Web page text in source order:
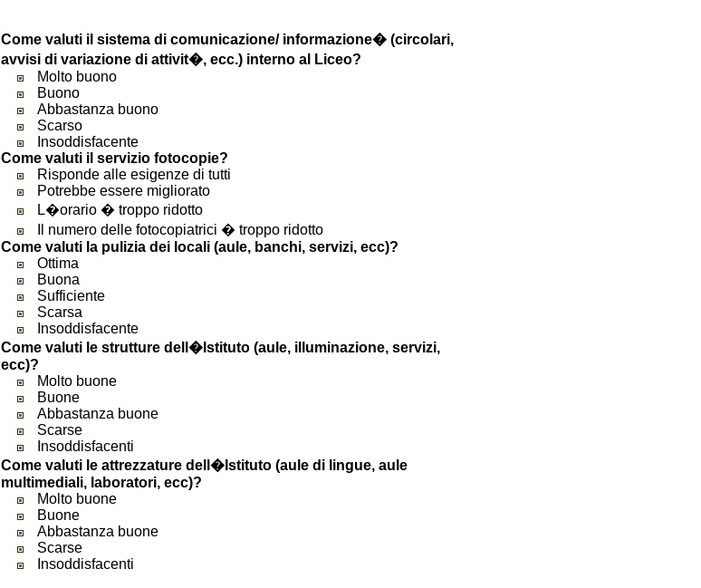
Come valuti il sistema di comunicazione/ informazione� (circolari,
avvisi di variazione di attivit�, ecc.) interno al Liceo?
Molto buono
Buono
Abbastanza buono
Scarso
Insoddisfacente
Come valuti il servizio fotocopie?
Risponde alle esigenze di tutti
Potrebbe essere migliorato
L�orario � troppo ridotto
Il numero delle fotocopiatrici � troppo ridotto
Come valuti la pulizia dei locali (aule, banchi, servizi, ecc)?
Ottima
Buona
Sufficiente
Scarsa
Insoddisfacente
Come valuti le strutture dell�Istituto (aule, illuminazione, servizi,
ecc)?
Molto buone
Buone
Abbastanza buone
Scarse
Insoddisfacenti
Come valuti le attrezzature dell�Istituto (aule di lingue, aule
multimediali, laboratori, ecc)?
Molto buone
Buone
Abbastanza buone
Scarse
Insoddisfacenti